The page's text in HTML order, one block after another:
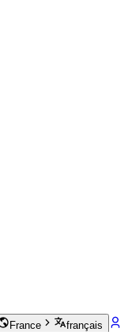
France français